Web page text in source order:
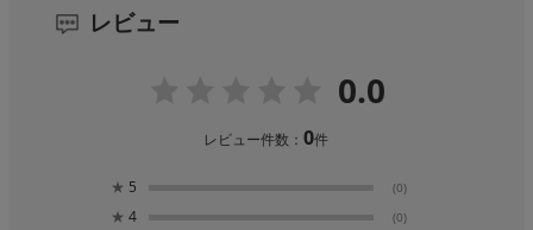
レビュー
0.0
レビュー件数：0件
★ 5 (0)
★ 4 (0)